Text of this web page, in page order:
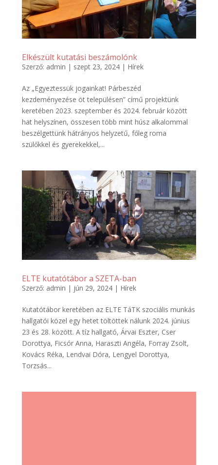
Elkészült kutatási beszámolónk
Szerző: admin | szept 23, 2024| Hírek
Az „Egyeztessük jogainkat! Párbeszéd
kezdeményezése öt településen” című projektünk
keretében 2023. szeptember és 2024. február között
hat helyszínen, összesen több mint húsz alkalommal
beszélgettünk hátrányos helyzetű, főleg roma
szülőkkel és gyerekekkel,...
ELTE kutatótábor a SZETA-ban
Szerző: admin | jún 29, 2024| Hírek
Kutatótábor keretében az ELTE TáTK szociális munkás
hallgatói közel egy hetet töltöttek nálunk 2024. június
23 és 28. között. A tíz hallgató, Árvai Eszter, Cser
Dorottya, Ficsór Anna, Haraszti Angéla, Forray Zsolt,
Kovács Réka, Lendvai Dóra, Lengyel Dorottya,
Torzsás...